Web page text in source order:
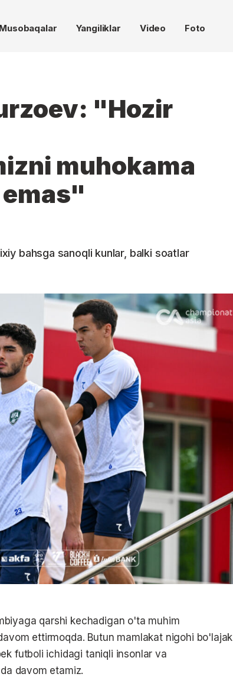
Musobaqalar Yangiliklar Video Foto
"Hozir
muhokama
bahsga sanoqli kunlar, balki soatlar
qarshi kechadigan o'ta muhim
ettirmoqda. Butun mamlakat nigohi bo'lajak
futboli ichidagi taniqli insonlar va
davom etamiz.